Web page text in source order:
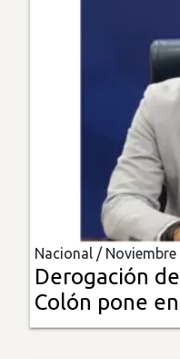
Multimedia
Impreso
Nacional / Noviembre
Derogación
Colón pone